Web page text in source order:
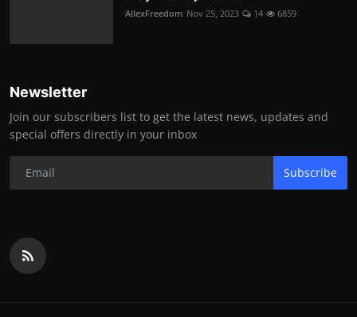
AllexFreedom Nov 25, 2023 14 6859
Newsletter
Join our subscribers list to get the latest news, updates and
special offers directly in your inbox
Subscribe